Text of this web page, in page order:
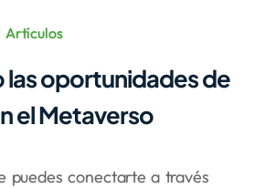
Artículos
las oportunidades de
el Metaverso
puedes conectarte a través